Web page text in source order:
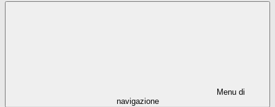
Menu di
navigazione